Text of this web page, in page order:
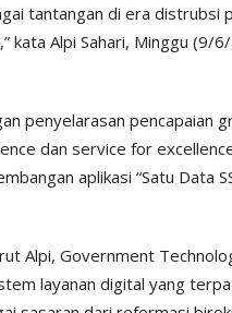
tantangan di era distrubsi
kata Alpi Sahari, Minggu (9/
penyelarasan pencapaian
dan service for
aplikasi “Satu Data
Alpi, Government
layanan digital yang